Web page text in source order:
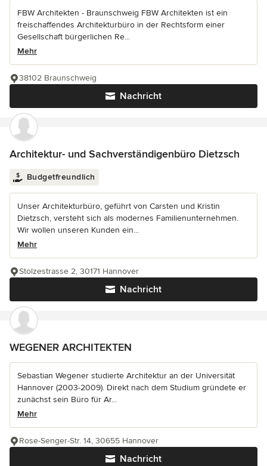
FBW Architekten - Braunschweig FBW Architekten ist ein
freischaffendes Architekturbüro in der Rechtsform einer
Gesellschaft bürgerlichen Re...
Mehr
Nachricht
38102 Braunschweig
Architektur- und Sachverständigenbüro Dietzsch
Budgetfreundlich
Unser Architekturbüro, geführt von Carsten und Kristin
Dietzsch, versteht sich als modernes Familienunternehmen.
Wir wollen unseren Kunden ein...
Mehr
Nachricht
Stolzestrasse 2, 30171 Hannover
WEGENER ARCHITEKTEN
Sebastian Wegener studierte Architektur an der Universität
Hannover (2003-2009). Direkt nach dem Studium gründete er
zunächst sein Büro für Ar...
Mehr
Nachricht
Rose-Senger-Str. 14, 30655 Hannover